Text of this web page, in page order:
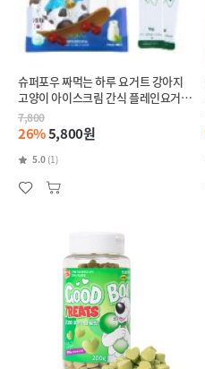
슈퍼포우 짜먹는 하루 요거트 강아지
고양이 아이스크림 간식 플레인요거트,
84g, 1개
7,800
26%5,800원
5.0 (1)